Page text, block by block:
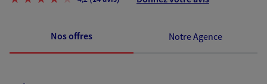
Nos offres Notre Agence